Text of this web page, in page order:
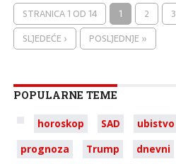
STRANICA 1 OD 14 1 2 3
SLJEDEĆE ›
POSLJEDNJE »
POPULARNE TEME
horoskop SAD ubistvo
prognoza
Trump dnevni